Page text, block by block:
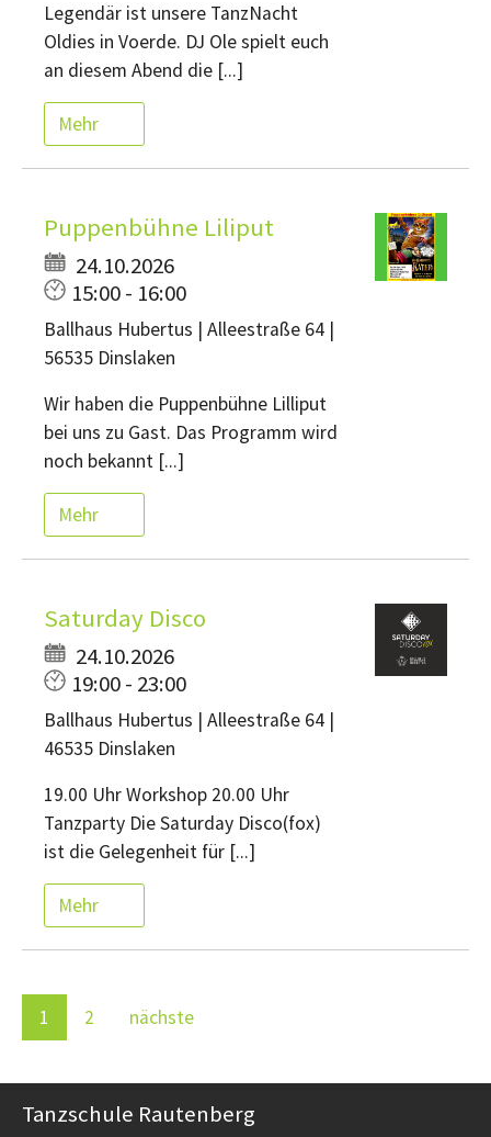
Legendär ist unsere TanzNacht
Oldies in Voerde. DJ Ole spielt euch
an diesem Abend die [...]
Mehr
Puppenbühne Liliput
24.10.2026
15:00 - 16:00
Ballhaus Hubertus | Alleestraße 64 |
56535 Dinslaken
Wir haben die Puppenbühne Lilliput
bei uns zu Gast. Das Programm wird
noch bekannt [...]
Mehr
Saturday Disco
24.10.2026
19:00 - 23:00
Ballhaus Hubertus | Alleestraße 64 |
46535 Dinslaken
19.00 Uhr Workshop 20.00 Uhr
Tanzparty Die Saturday Disco(fox)
ist die Gelegenheit für [...]
Mehr
1 2 nächste
Tanzschule Rautenberg